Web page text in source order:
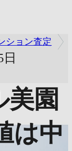
ション査定
美園
は中